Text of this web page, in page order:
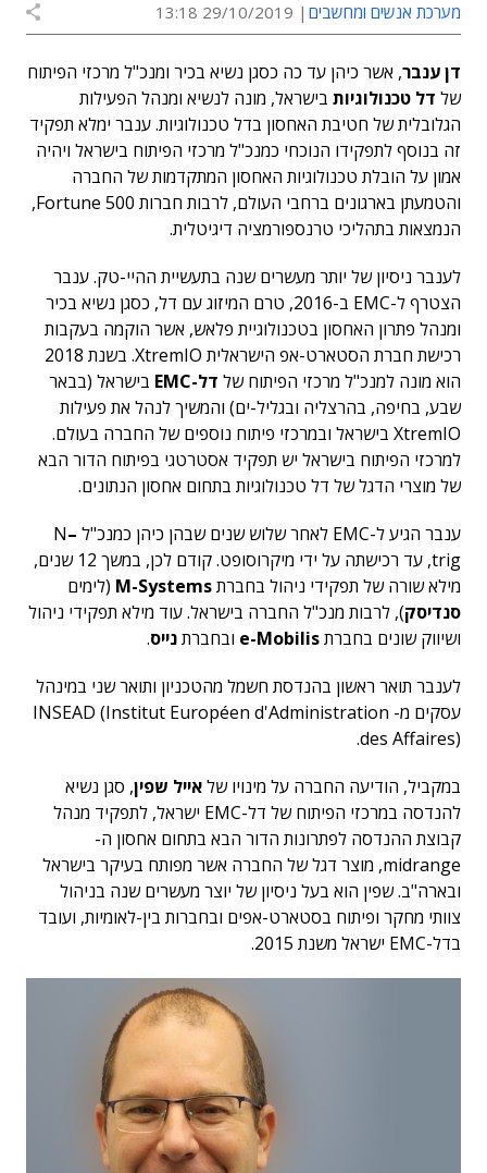
מערכת אנשים ומחשבים 29/10/2019 13:18
דןענבר, אשר כיהן עד כה כסגן נשיא בכיר ומנכ"ל מרכזי הפיתוח
של דל טכנולוגיות בישראל, מונה לנשיא ומנהל הפעילות
הגלובלית של חטיבת האחסון בדל טכנולוגיות. ענבר ימלא תפקיד
זה בנוסף לתפקידו הנוכחי כמנכ"ל מרכזי הפיתוח בישראל ויהיה
אמון על הובלת טכנולוגיות האחסון המתקדמות של החברה
והטמעתן בארגונים ברחבי העולם, לרבות חברות Fortune 500,
הנמצאות בתהליכי טרנספורמציה דיגיטלית.
לענבר ניסיון של יותר מעשרים שנה בתעשיית ההיי-טק. ענבר
הצטרף ל-EMC ב-2016, טרם המיזוג עם דל, כסגן נשיא בכיר
ומנהל פתרון האחסון בטכנולוגיית פלאש, אשר הוקמה בעקבות
רכישת חברת הסטארט-אפ הישראלית XtremIO. בשנת 2018
הוא מונה למנכ"ל מרכזי הפיתוח של דל-EMC
בישראל (בבאר
שבע, בחיפה, בהרצליה ובגליל-ים) והמשיך לנהל את פעילות
XtremIO בישראל ובמרכזי פיתוח נוספים של החברה בעולם.
למרכזי הפיתוח בישראל יש תפקיד אסטרטגי בפיתוח הדור הבא
של מוצרי הדגל של דל טכנולוגיות בתחום אחסון הנתונים.
ענבר הגיע ל-EMC לאחר שלוש שנים שבהן כיהן כמנכ"ל N
–
trig, עד רכישתה על ידי מיקרוסופט. קודם לכן, במשך 12 שנים,
מילא שורה של תפקידי ניהול בחברתM-Systems (לימים
סנדיסק), לרבות מנכ"ל החברה בישראל. עוד מילא תפקידי ניהול
ושיווק שונים בחברתe-Mobilis ובחברתנייס.
לענבר תואר ראשון בהנדסת חשמל מהטכניון ותואר שני במינהל
עסקים מ- INSEAD (Institut Européen d'Administration
des Affaires).
במקביל, הודיעה החברה על מינויו שלאייל שפין, סגן נשיא
להנדסה במרכזי הפיתוח של דל-EMC ישראל, לתפקיד מנהל
קבוצת ההנדסה לפתרונות הדור הבא בתחום אחסון ה-
midrange, מוצר דגל של החברה אשר מפותח בעיקר בישראל
ובארה"ב. שפין הוא בעל ניסיון של יוצר מעשרים שנה בניהול
צוותי מחקר ופיתוח בסטארט-אפים ובחברות בין-לאומיות, ועובד
בדל-EMC ישראל משנת 2015.